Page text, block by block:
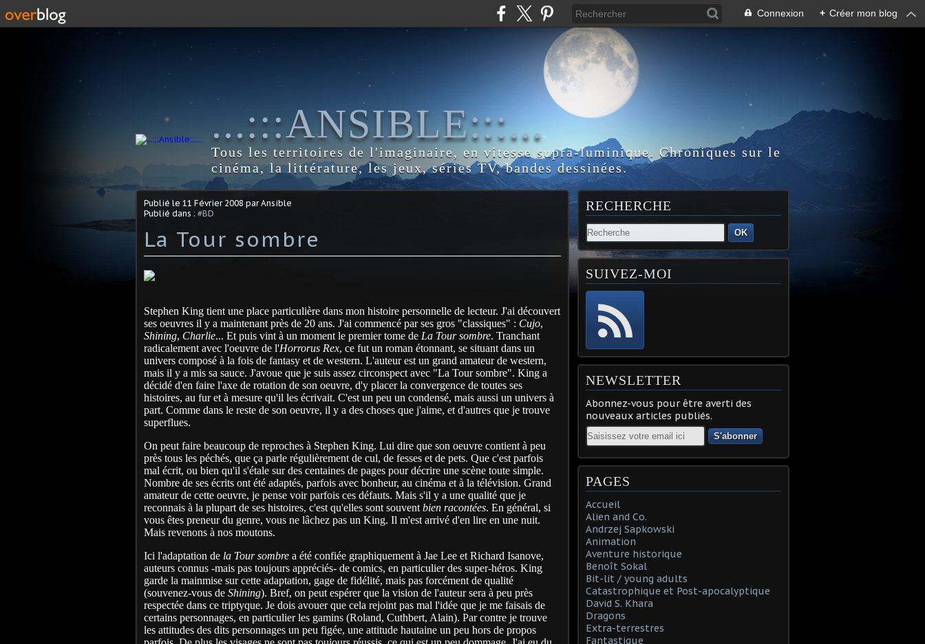
Connexion + Créer mon blog
...:::ANSIBLE:::...
Tous les territoires de l'imaginaire, en vitesse supra-luminique. Chroniques sur le
cinéma, la littérature, les jeux, séries TV, bandes dessinées.
Publié le 11 Février 2008 par Ansible
Publié dans : #BD
La Tour sombre
Stephen King tient une place particulière dans mon histoire personnelle de lecteur. J'ai découvert
ses oeuvres il y a maintenant près de 20 ans. J'ai commencé par ses gros "classiques" : Cujo,
Shining, Charlie... Et puis vint à un moment le premier tome de La Tour sombre. Tranchant
radicalement avec l'oeuvre de l'Horrorus Rex, ce fut un roman étonnant, se situant dans un
univers composé à la fois de fantasy et de western. L'auteur est un grand amateur de western,
mais il y a mis sa sauce. J'avoue que je suis assez circonspect avec "La Tour sombre". King a
décidé d'en faire l'axe de rotation de son oeuvre, d'y placer la convergence de toutes ses
histoires, au fur et à mesure qu'il les écrivait. C'est un peu un condensé, mais aussi un univers à
part. Comme dans le reste de son oeuvre, il y a des choses que j'aime, et d'autres que je trouve
superflues.
On peut faire beaucoup de reproches à Stephen King. Lui dire que son oeuvre contient à peu
près tous les péchés, que ça parle régulièrement de cul, de fesses et de pets. Que c'est parfois
mal écrit, ou bien qu'il s'étale sur des centaines de pages pour décrire une scène toute simple.
Nombre de ses écrits ont été adaptés, parfois avec bonheur, au cinéma et à la télévision. Grand
amateur de cette oeuvre, je pense voir parfois ces défauts. Mais s'il y a une qualité que je
reconnais à la plupart de ses histoires, c'est qu'elles sont souvent bien racontées. En général, si
vous êtes preneur du genre, vous ne lâchez pas un King. Il m'est arrivé d'en lire en une nuit.
Mais revenons à nos moutons.
Ici l'adaptation de la Tour sombre a été confiée graphiquement à Jae Lee et Richard Isanove,
auteurs connus -mais pas toujours appréciés- de comics, en particulier des super-héros. King
garde la mainmise sur cette adaptation, gage de fidélité, mais pas forcément de qualité
(souvenez-vous de Shining). Bref, on peut espérer que la vision de l'auteur sera à peu près
respectée dans ce triptyque. Je dois avouer que cela rejoint pas mal l'idée que je me faisais de
certains personnages, en particulier les gamins (Roland, Cuthbert, Alain). Par contre je trouve
les attitudes des dits personnages un peu figée, une attitude hautaine un peu hors de propos
RECHERCHE
OK
SUIVEZ-MOI
NEWSLETTER
Abonnez-vous pour être averti des
nouveaux articles publiés.
Email
PAGES
Accueil
Alien and Co.
Andrzej Sapkowski
Animation
Aventure historique
Benoît Sokal
Bit-lit / young adults
Catastrophique et Post-apocalyptique
David S. Khara
Dragons
Extra-terrestres
Fantastique